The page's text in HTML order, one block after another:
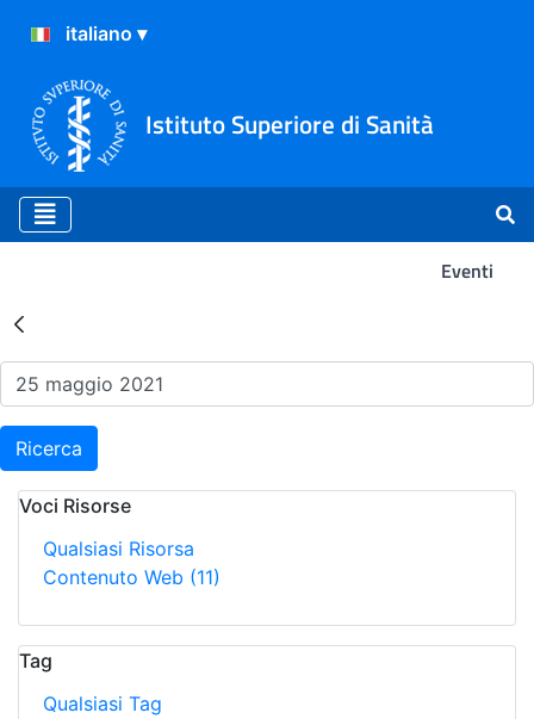
Istituto Superiore di Sanità
Eventi
Risultati della Ricerca -
Ricerca
Voci Risorse
Qualsiasi Risorsa
Contenuto Web (11)
Tag
Qualsiasi Tag